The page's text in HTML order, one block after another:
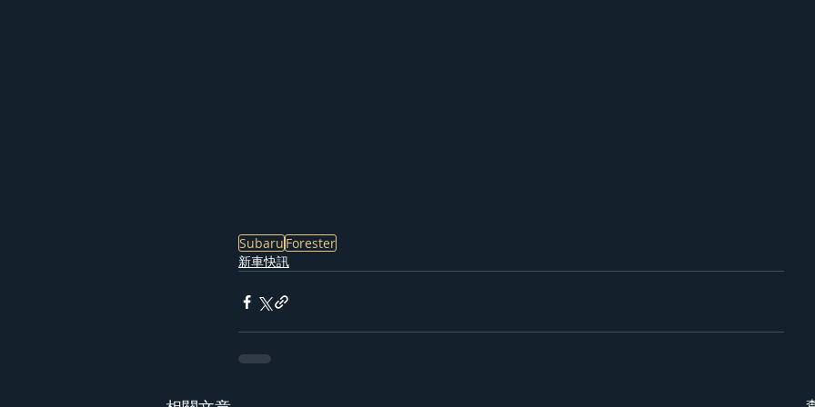
Subaru Forester
新車快訊